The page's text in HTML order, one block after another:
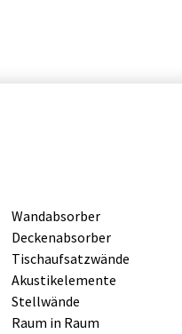
Wandabsorber
Deckenabsorber
Tischaufsatzwände
Akustikelemente
Stellwände
Raum in Raum